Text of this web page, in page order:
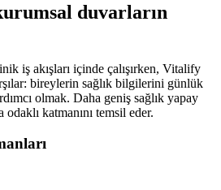
duvarların
iş akışları içinde çalışırken, Vitalify
bireylerin sağlık bilgilerini günlük
olmak. Daha geniş sağlık yapay
katmanını temsil eder.